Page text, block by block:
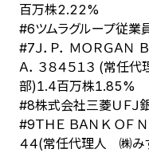
百万株2.22%
#6ツムラグループ従業
#7Ｊ．Ｐ． ＭＯＲＧＡＮ
Ａ． ３８４５１３ (常
部)1.4百万株1.85%
#8株式会社三菱ＵＦＪ
#9ＴＨＥ ＢＡＮＫ ＯＦ
４４(常任代理人 ㈱